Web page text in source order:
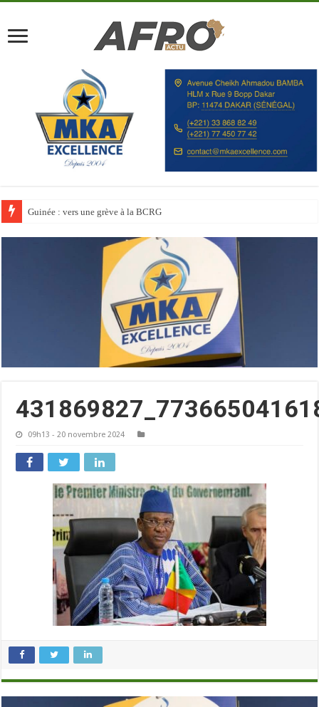
Discours à la Nation : Alassane Ouattara appelle les Ivoiriens à « l’unité,
09h13 - 20 novembre 2024